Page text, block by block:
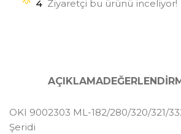
4 Ziyaretçi bu ürünü inceliyor!
AÇIKLAMA
OKI 9002303 ML-182/280/320/321/
Şeridi